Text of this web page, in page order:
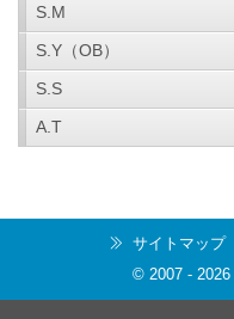
S.M
S.Y（OB）
S.S
A.T
サイトマップ
© 2007 - 2026